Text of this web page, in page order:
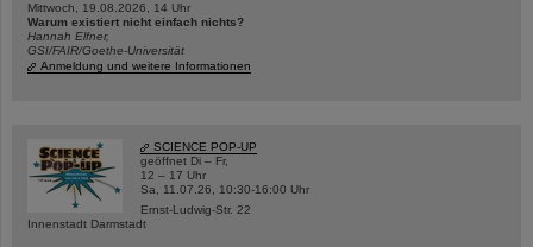
Mittwoch, 19.08.2026, 14 Uhr
Warum existiert nicht einfach nichts?
Hannah Elfner,
GSI/FAIR/Goethe-Universität
Anmeldung und weitere Informationen
SCIENCE POP-UP
geöffnet Di – Fr,
12 – 17 Uhr
Sa, 11.07.26, 10:30-16:00 Uhr
Ernst-Ludwig-Str. 22
Innenstadt Darmstadt